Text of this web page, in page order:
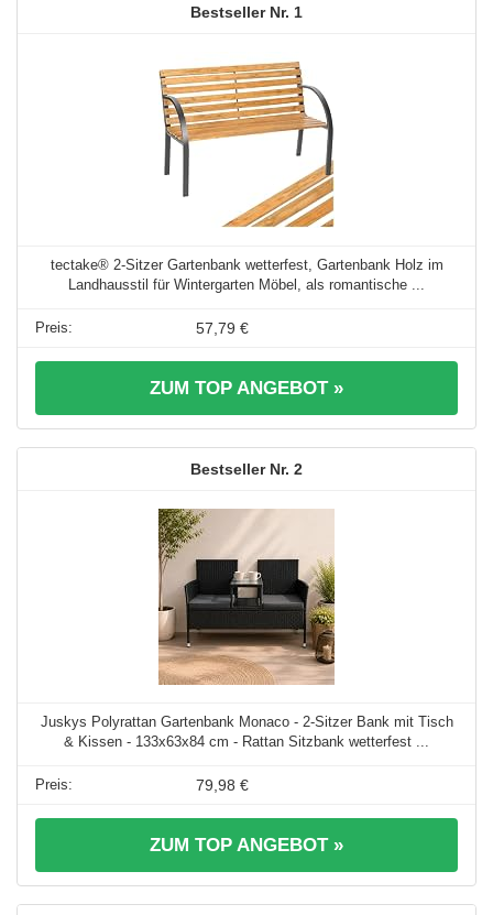
1
tectake® 2-Sitzer Gartenbank wetterfest, Gartenbank Holz im
Landhausstil für Wintergarten Möbel, als romantische ...
57,79 €
ZUM TOP ANGEBOT »
2
Juskys Polyrattan Gartenbank Monaco - 2-Sitzer Bank mit Tisch
& Kissen - 133x63x84 cm - Rattan Sitzbank wetterfest ...
79,98 €
ZUM TOP ANGEBOT »